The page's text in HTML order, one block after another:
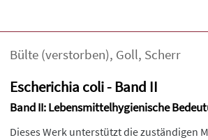
Bülte (verstorben), Goll, Scherr
Escherichia coli - Band II
Band II: Lebensmittelhygienische
Dieses Werk unterstützt die